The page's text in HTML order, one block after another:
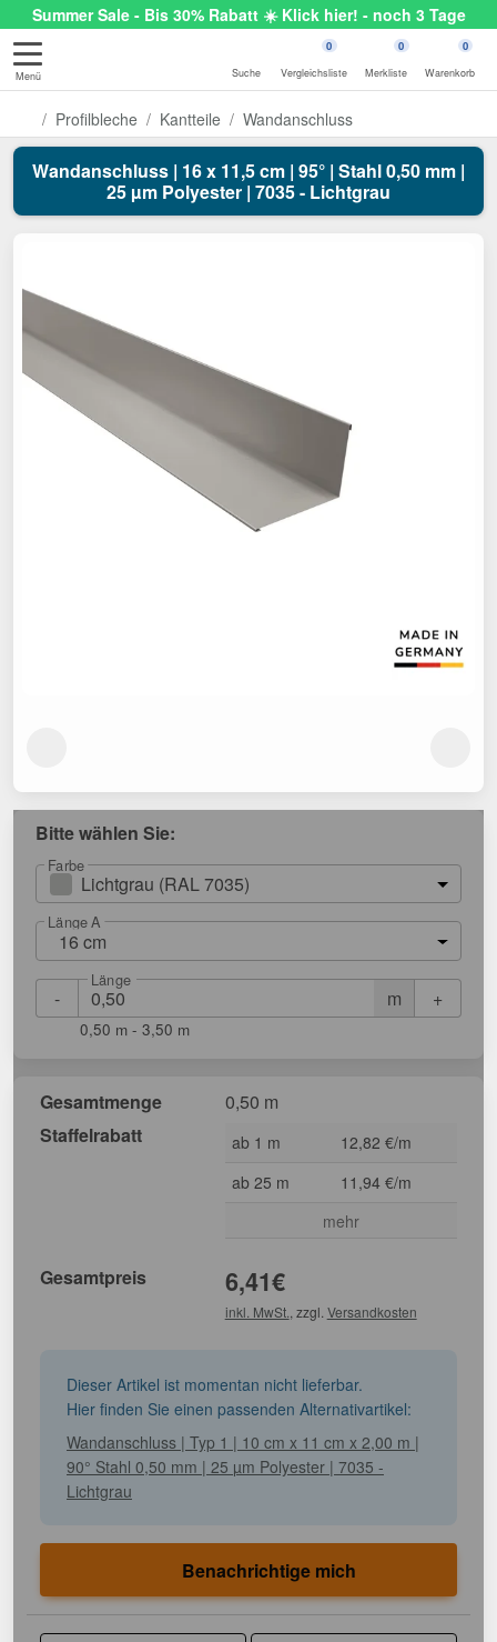
Summer Sale - Bis 30% Rabatt ☀️ Klick hier! - noch 3 Tage
Menü Suche
0
Vergleichsliste
0
Merkliste
0
Warenkorb
Profilbleche Kantteile Wandanschluss
Wandanschluss | 16 x 11,5 cm | 95° | Stahl 0,50 mm |
25 µm Polyester | 7035 - Lichtgrau
Bitte wählen Sie:
Farbe
Lichtgrau (RAL 7035)
Länge A
16 cm
- m
Länge
+
0,50 m - 3,50 m
Gesamtmenge
0,50 m
Staffelrabatt
ab 1 m
12,82 €/m
ab 25 m
11,94 €/m
mehr
Gesamtpreis 6,41€
inkl. MwSt. , zzgl. Versandkosten
Dieser Artikel ist momentan nicht lieferbar.
Hier finden Sie einen passenden Alternativartikel:
Wandanschluss | Typ 1 | 10 cm x 11 cm x 2,00 m |
90° Stahl 0,50 mm | 25 µm Polyester | 7035 -
Lichtgrau
Benachrichtige mich